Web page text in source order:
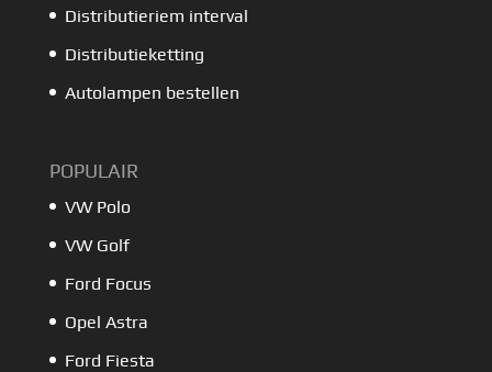
Distributieriem interval
Distributieketting
Autolampen bestellen
POPULAIR
VW Polo
VW Golf
Ford Focus
Opel Astra
Ford Fiesta